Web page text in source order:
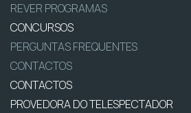
REVER PROGRAMAS
CONCURSOS
PERGUNTAS FREQUENTES
CONTACTOS
CONTACTOS
PROVEDORA DO TELESPECTADOR